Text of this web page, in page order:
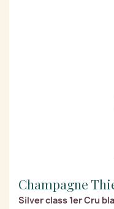
Champagne
Silver class 1er Cru